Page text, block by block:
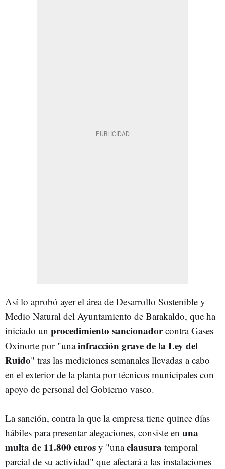
Así lo aprobó ayer el área de Desarrollo Sostenible y
Medio Natural del Ayuntamiento de Barakaldo, que ha
iniciado un procedimiento sancionadorcontra Gases
Oxinorte por "unainfracción grave de la Ley del
Ruido" tras las mediciones semanales llevadas a cabo
en el exterior de la planta por técnicos municipales con
apoyo de personal del Gobierno vasco.
La sanción, contra la que la empresa tiene quince días
hábiles para presentar alegaciones, consiste en una
multa de 11.800 euros y "unaclausura temporal
parcial de su actividad" que afectará a las instalaciones